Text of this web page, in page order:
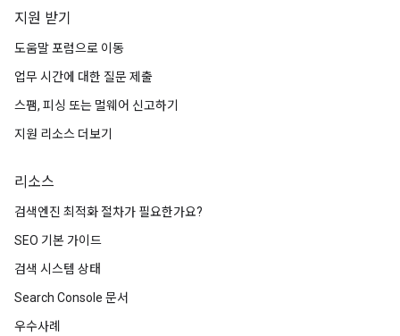
지원 받기
도움말 포럼으로 이동
업무 시간에 대한 질문 제출
스팸, 피싱 또는 멀웨어 신고하기
지원 리소스 더보기
리소스
검색엔진 최적화 절차가 필요한가요?
SEO 기본 가이드
검색 시스템 상태
Search Console 문서
우수사례